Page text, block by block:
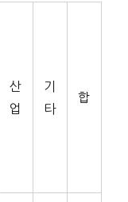
산
업
기
타
합